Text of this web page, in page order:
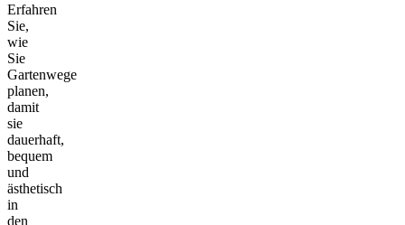
Erfahren
Sie,
wie
Sie
Gartenwege
planen,
damit
sie
dauerhaft,
bequem
und
ästhetisch
in
den